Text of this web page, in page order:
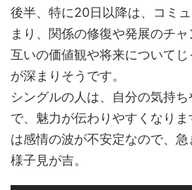
後半、特に20日以降は、コミ
まり、関係の修復や発展のチ
互いの価値観や将来について
が深まりそうです。
シングルの人は、自分の気持
で、魅力が伝わりやすくなり
は感情の波が不安定なので、
様子見が吉。